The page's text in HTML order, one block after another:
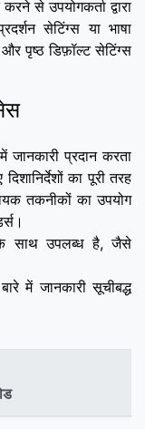
से उपयोगकर्ता द्वारा
सेटिंग्स या भाषा
और पृष्ठ डिफ़ॉल्ट सेटिंग्स
जानकारी प्रदान करता
का पूरी तरह
तकनीकों का उपयोग
के साथ उपलब्ध है, जैसे
में जानकारी सूचीबद्ध